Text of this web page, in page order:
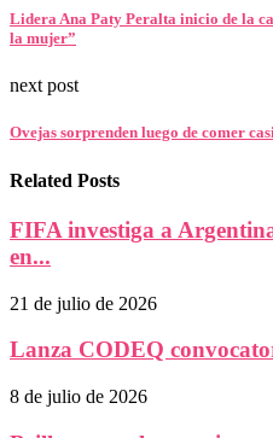
Lidera Ana Paty Peralta inicio de la
la mujer”
next post
Ovejas sorprenden luego de comer
Related Posts
FIFA investiga a
en...
21 de julio de 2026
Lanza CODEQ
8 de julio de 2026